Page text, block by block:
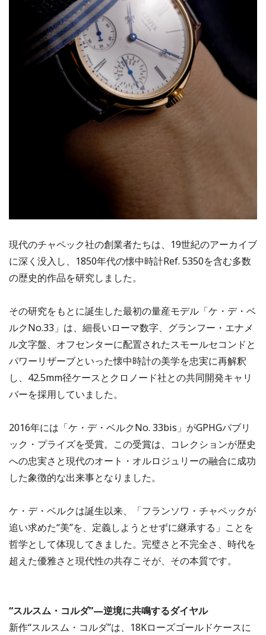
現代のチャペック社の創業者たちは、19世紀のアーカイブ
に深く没入し、1850年代の懐中時計Ref. 5350を含む多数
の歴史的作品を研究しました。
その研究をもとに誕生した最初の量産モデル「ケ・デ・ベ
ルクNo.33」は、細長いローマ数字、グランフー・エナメ
ル文字盤、オフセンターに配置されたスモールセコンドと
パワーリザーブといった懐中時計の美学を忠実に再解釈
し、42.5mm径ケースとクロノード社との共同開発キャリ
バーを採用していました。
2016年には「ケ・デ・ベルクNo. 33bis」がGPHGパブリ
ック・プライズを受賞。この受賞は、コレクションが歴史
への忠実さと現代のオート・オルロジュリーの融合に成功
した象徴的な出来事となりました。
ケ・デ・ベルクは誕生以来、「フランソワ・チャペックが
追い求めた“美”を、定義しようとせずに継承する」ことを
哲学として体現してきました。完璧さと不完全さ、時代を
超えた優雅さと現代性の共存こそが、その本質です。
“スルスム・コルダ”—逆境に共鳴するダイヤル
新作“スルスム・コルダ”は、18Kローズゴールドケースに